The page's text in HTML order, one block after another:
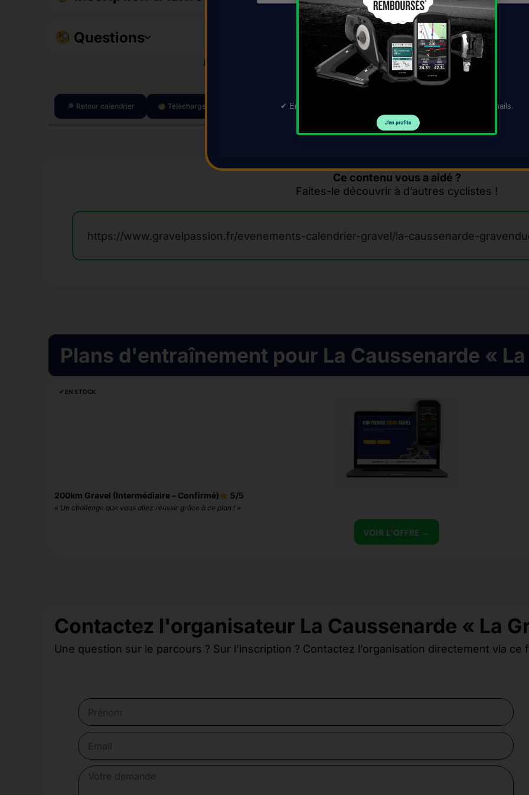
Questions
Informations soumises par l’organisateur.
Retour calendrier Télécharger le calendrier (PDF)
Ce contenu vous a aidé ?
Faites-le découvrir à d’autres cyclistes !
https://www.gravelpassion.fr/evenements-calendrier-gravel/la-caussenarde-
Plans d'entraînement pour La Caussenarde « La
✔︎ EN STOCK
200km Gravel (Intermédiaire – Confirmé) 5/5
« Un challenge que vous allez réussir grâce à ce plan ! »
VOIR L'OFFRE →
Contactez l'organisateur La Caussenarde « La
Une question sur le parcours ? Sur l’inscription ? Contactez l’organisation directement via ce
TÉLÉCHARGER →
✔︎ En validant ce formulaire, vous acceptez de recevoir nos e-mails.
Désinscription en 1 clic.